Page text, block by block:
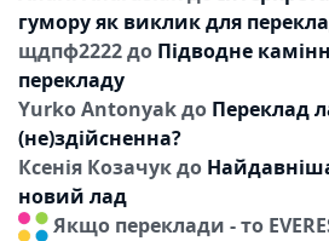
гумору як виклик для
щдпф2222до Підводне
перекладу
Yurko Antonyakдо Переклад
(не)здійсненна?
Ксенія Козачукдо
новий лад
Якщо переклади - то